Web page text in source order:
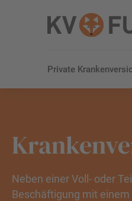
Private
Neben einer Voll- oder
Beschäftigung mit